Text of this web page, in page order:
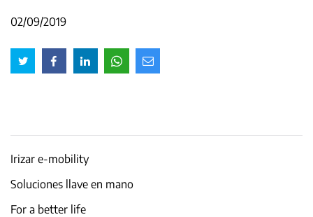
02/09/2019
Irizar e-mobility
Soluciones llave en mano
For a better life